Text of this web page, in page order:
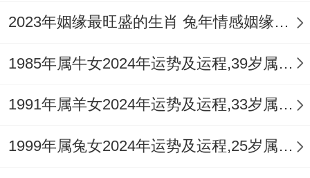
十月己亥，食神制杀，创意生财，工作得心
处理感情纠葛。
十二月辛丑，三合局成，诸事转顺，可为来
2023年姻缘最旺盛的生肖 兔年情感姻缘运比较旺的属相
1985年属牛女2024年运势及运程,39岁属牛人2024全年每月运势女性如何
1991年属羊女2024年运势及运程,33岁属羊人2024全年每月运势女性如何
1999年属兔女2024年运势及运程,25岁属兔人2024全年每月运势女性如何